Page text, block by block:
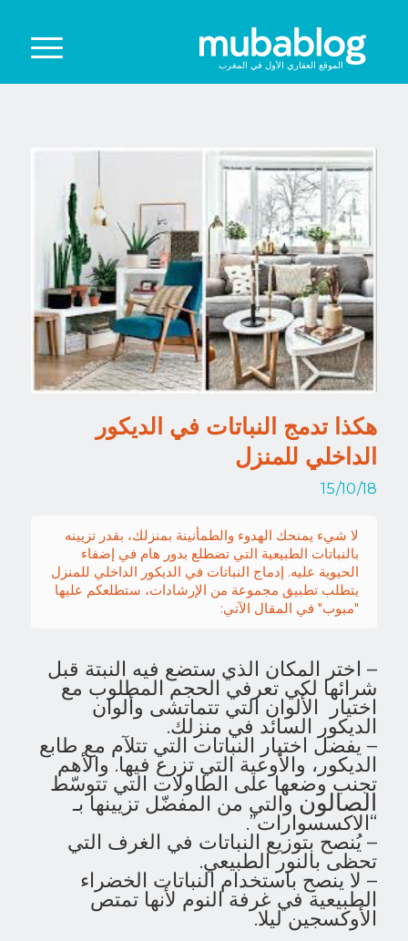
الموقع العقاري الأول في المغرب
هكذا تدمج النباتات في الديكور
الداخلي للمنزل
15/10/18
لا شيء يمنحك الهدوء والطمأنينة بمنزلك، بقدر تزيينه
بالنباتات الطبيعية التي تضطلع بدور هام في إضفاء
الحيوية عليه. إدماج النباتات في الديكور الداخلي للمنزل
يتطلب تطبيق مجموعة من الإرشادات، ستطلعكم عليها
"مبوب" في المقال الآتي:
– اختر المكان الذي ستضع فيه النبتة قبل
شرائها لكي تعرفي الحجم المطلوب مع
اختيار
الألوان التي تتماتشى وألوان
الديكور السائد في منزلك.
– يفضل اختيار النباتات التي تتلآم مع طابع
الديكور، والأوعية التي تزرع فيها. والأهم
تجنب وضعها على الطاولات التي تتوسّط
الصالون والتي من المفضّل تزيينها بـ
“الاكسسوارات”.
– يُنصح بتوزيع النباتات في الغرف التي
تحظى بالنور الطبيعي.
– لا ينصح باستخدام النباتات الخضراء
الطبيعية في غرفة النوم لأنها تمتص
الأوكسجين ليلا.